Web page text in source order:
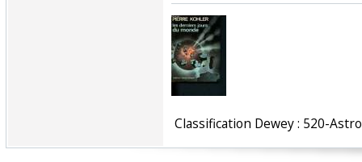
Classification Dewey : 520-